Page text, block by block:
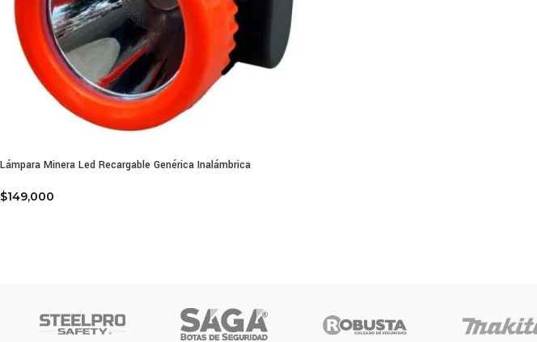
Lámpara Minera Led Recargable Genérica Inalámbrica
$149,000